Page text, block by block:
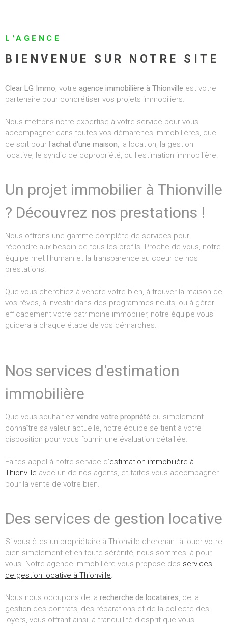
BIENS
CONTACT
L'AGENCE
BIENVENUE SUR NOTRE SITE
Clear LG Immo, votre agence immobilière à Thionville est votre
partenaire pour concrétiser vos projets immobiliers.
Nous mettons notre expertise à votre service pour vous
accompagner dans toutes vos démarches immobilières, que
ce soit pour l'achat d'une maison, la location, la gestion
locative, le syndic de copropriété, ou l'estimation immobilière.
Un projet immobilier à Thionville
? Découvrez nos prestations !
Nous offrons une gamme complète de services pour
répondre aux besoin de tous les profils. Proche de vous, notre
équipe met l'humain et la transparence au coeur de nos
prestations.
Que vous cherchiez à vendre votre bien, à trouver la maison de
vos rêves, à investir dans des programmes neufs, ou à gérer
efficacement votre patrimoine immobilier, notre équipe vous
guidera à chaque étape de vos démarches.
Nos services d'estimation
immobilière
Que vous souhaitiez vendre votre propriété ou simplement
connaître sa valeur actuelle, notre équipe se tient à votre
disposition pour vous fournir une évaluation détaillée.
Faites appel à notre service d'estimation immobilière à
Thionville avec un de nos agents, et faites-vous accompagner
pour la vente de votre bien.
Des services de gestion locative
Si vous êtes un propriétaire à Thionville cherchant à louer votre
bien simplement et en toute sérénité, nous sommes là pour
vous. Notre agence immobilière vous propose des services
de gestion locative à Thionville.
Nous nous occupons de la recherche de locataires, de la
gestion des contrats, des réparations et de la collecte des
loyers, vous offrant ainsi la tranquillité d'esprit que vous